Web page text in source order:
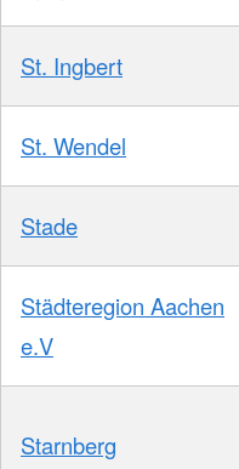
St. Ingbert
St. Wendel
Stade
Städteregion Aachen
e.V
Starnberg